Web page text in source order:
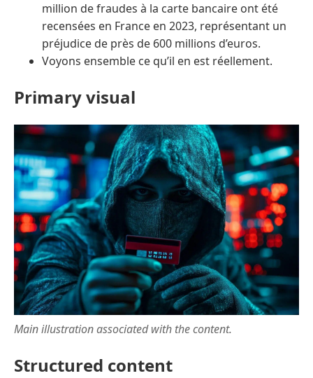
million de fraudes à la carte bancaire ont été
recensées en France en 2023, représentant un
préjudice de près de 600 millions d’euros.
Voyons ensemble ce qu’il en est réellement.
Primary visual
Main illustration associated with the content.
Structured content